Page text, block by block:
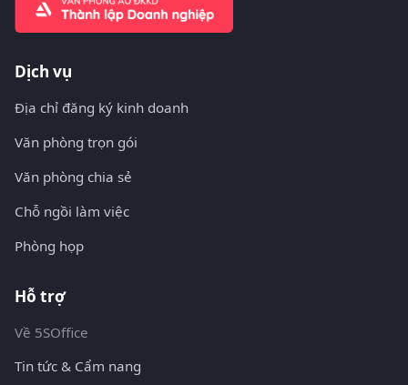
Dịch vụ
Địa chỉ đăng ký kinh doanh
Văn phòng trọn gói
Văn phòng chia sẻ
Chỗ ngồi làm việc
Phòng họp
Hỗ trợ
Về 5SOffice
Tin tức & Cẩm nang